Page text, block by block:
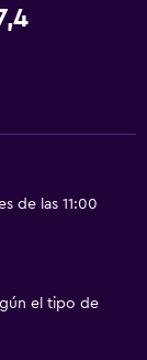
de las 11:00
el tipo de